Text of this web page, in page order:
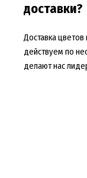
доставки?
Доставка
действуем по
делают нас